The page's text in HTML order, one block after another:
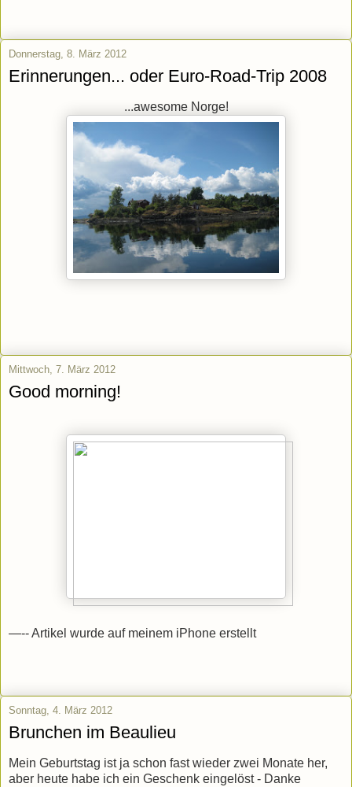
Donnerstag, 8. März 2012
Erinnerungen... oder Euro-Road-Trip 2008
...awesome Norge!
Mittwoch, 7. März 2012
Good morning!
—-- Artikel wurde auf meinem iPhone erstellt
Sonntag, 4. März 2012
Brunchen im Beaulieu
Mein Geburtstag ist ja schon fast wieder zwei Monate her,
aber heute habe ich ein Geschenk eingelöst - Danke